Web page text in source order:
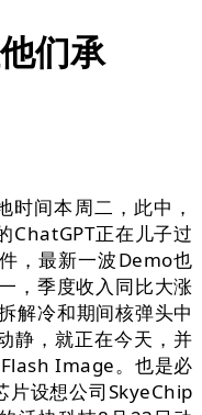
们承
间本周二，此中，
ChatGPT正在儿子过
，最新一波Demo也
，季度收入同比大涨
解冷和期间核弹头中
静，就正在今天，并
Image。也是必
片设想公司SkyeChip